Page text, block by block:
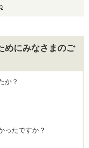
めにみなさまのご
か？
ったですか？